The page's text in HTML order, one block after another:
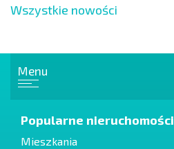
Wszystkie nowości
Menu
Popularne nieruchomości
Mieszkania